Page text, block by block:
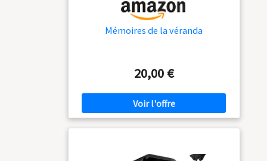
Mémoires de la véranda
20,00 €